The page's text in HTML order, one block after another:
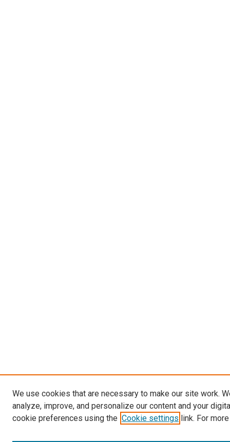
We use cookies that are necessary to make our site work.
analyze, improve, and personalize our content and your
cookie preferences using the Cookie settings link. For